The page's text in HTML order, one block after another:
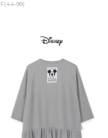
F(44-99)